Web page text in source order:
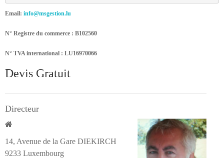
Email: info@msgestion.lu
N° Registre du commerce : B102560
N° TVA international : LU16970066
Devis Gratuit
Directeur
14, Avenue de la Gare DIEKIRCH
9233 Luxembourg